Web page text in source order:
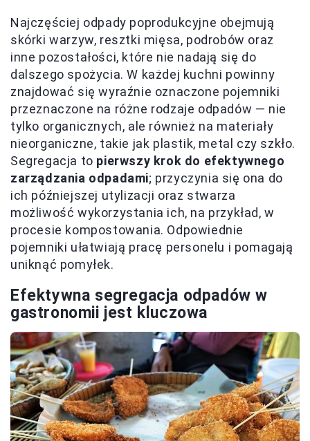
Najczęściej odpady poprodukcyjne obejmują
skórki warzyw, resztki mięsa, podrobów oraz
inne pozostałości, które nie nadają się do
dalszego spożycia. W każdej kuchni powinny
znajdować się wyraźnie oznaczone pojemniki
przeznaczone na różne rodzaje odpadów — nie
tylko organicznych, ale również na materiały
nieorganiczne, takie jak plastik, metal czy szkło.
Segregacja to pierwszy krok do efektywnego
zarządzania odpadami; przyczynia się ona do
ich późniejszej utylizacji oraz stwarza
możliwość wykorzystania ich, na przykład, w
procesie kompostowania. Odpowiednie
pojemniki ułatwiają pracę personelu i pomagają
uniknąć pomyłek.
Efektywna segregacja odpadów w
gastronomii jest kluczowa